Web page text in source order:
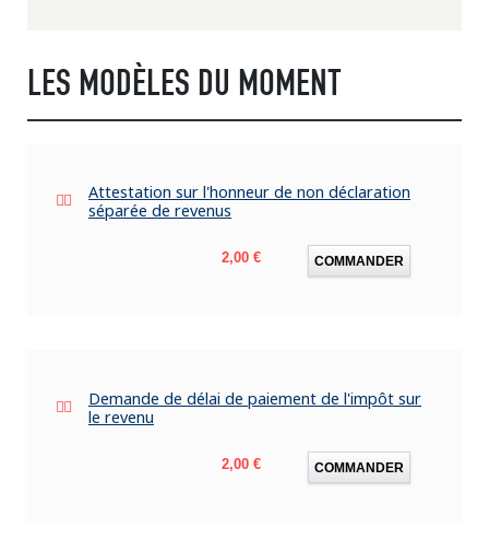
LES MODÈLES DU MOMENT
Attestation sur l'honneur de non déclaration
séparée de revenus
Prix
2,00 € COMMANDER
Demande de délai de paiement de l'impôt sur
le revenu
Prix
2,00 € COMMANDER